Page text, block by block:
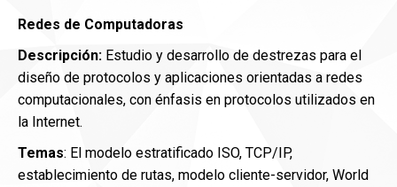
Redes de Computadoras
Descripción: Estudio y desarrollo de destrezas para el
diseño de protocolos y aplicaciones orientadas a redes
computacionales, con énfasis en protocolos utilizados en
la Internet.
Temas: El modelo estratificado ISO, TCP/IP,
establecimiento de rutas, modelo cliente-servidor, World